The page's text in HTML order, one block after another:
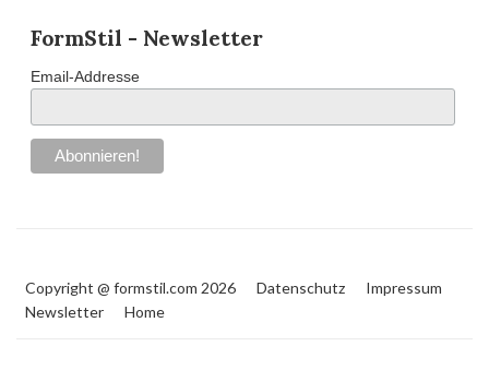
FormStil - Newsletter
Email-Addresse
Copyright @ formstil.com 2026 Datenschutz
Impressum
Newsletter
Home